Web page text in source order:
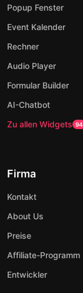
Popup Fenster
Event Kalender
Rechner
Audio Player
Formular Builder
AI-Chatbot
Zu allen Widgets 94
Firma
Kontakt
About Us
Preise
Affiliate-Programm
Entwickler